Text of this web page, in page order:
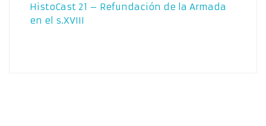
HistoCast 21 – Refundación de la Armada
en el s.XVIII